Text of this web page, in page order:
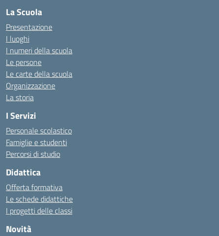
La Scuola
Presentazione
I luoghi
I numeri della scuola
Le persone
Le carte della scuola
Organizzazione
La storia
I Servizi
Personale scolastico
Famiglie e studenti
Percorsi di studio
Didattica
Offerta formativa
Le schede didattiche
I progetti delle classi
Novità